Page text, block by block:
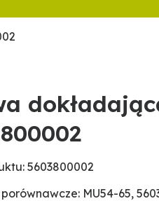
5603800002
MU54-65,